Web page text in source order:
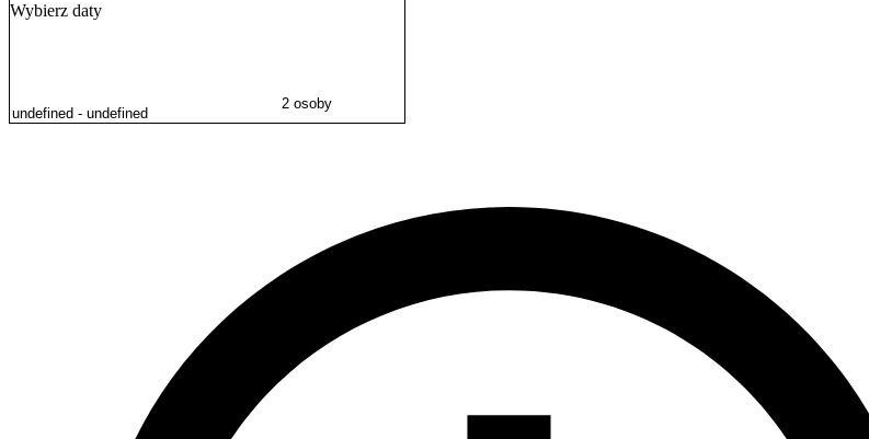
Wybierz daty
2 osoby